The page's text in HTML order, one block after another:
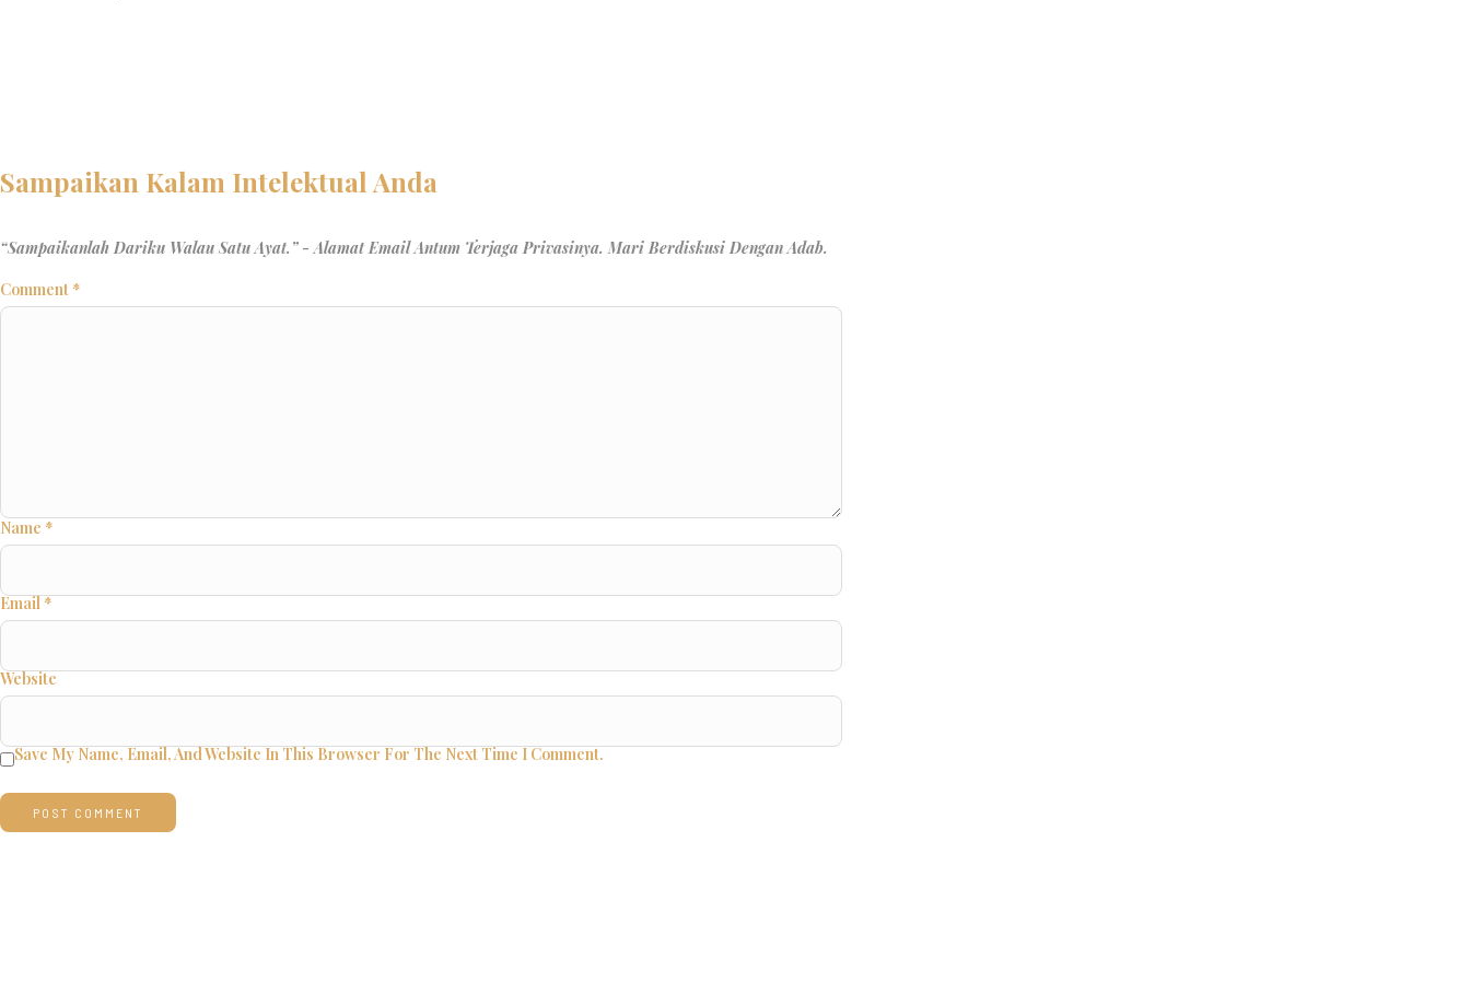
Comment*
Name *
Email*
Website
Save My Name, Email, And Website In This Browser For The Next Time I Comment.